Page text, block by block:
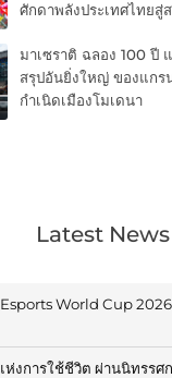
ศักดาพลังประเทศไทยสู่
มาเซราติ ฉลอง 100
สรุปอันยิ่งใหญ่ ของแก
กำเนิดเมืองโมเดนา
Latest News
Esports World Cup
งการใช้ชีวิต ผ่านนิทรรศ